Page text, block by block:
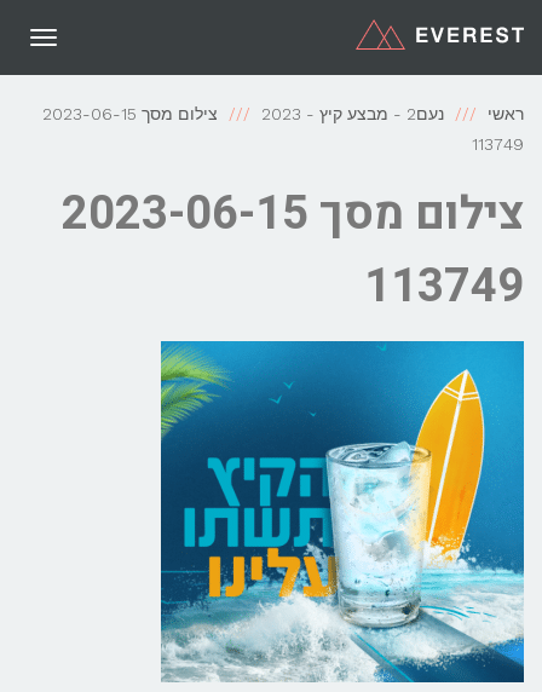
ראשי נעם2 - מבצע קיץ - 2023
צילום מסך 2023-06-15
113749
צילום מסך 2023-06-15
113749